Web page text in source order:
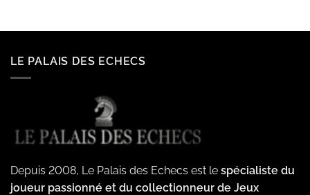
LE PALAIS DES ECHECS
Depuis 2008, Le Palais des Echecs est le spécialiste du
joueur passionné et du collectionneur de Jeux